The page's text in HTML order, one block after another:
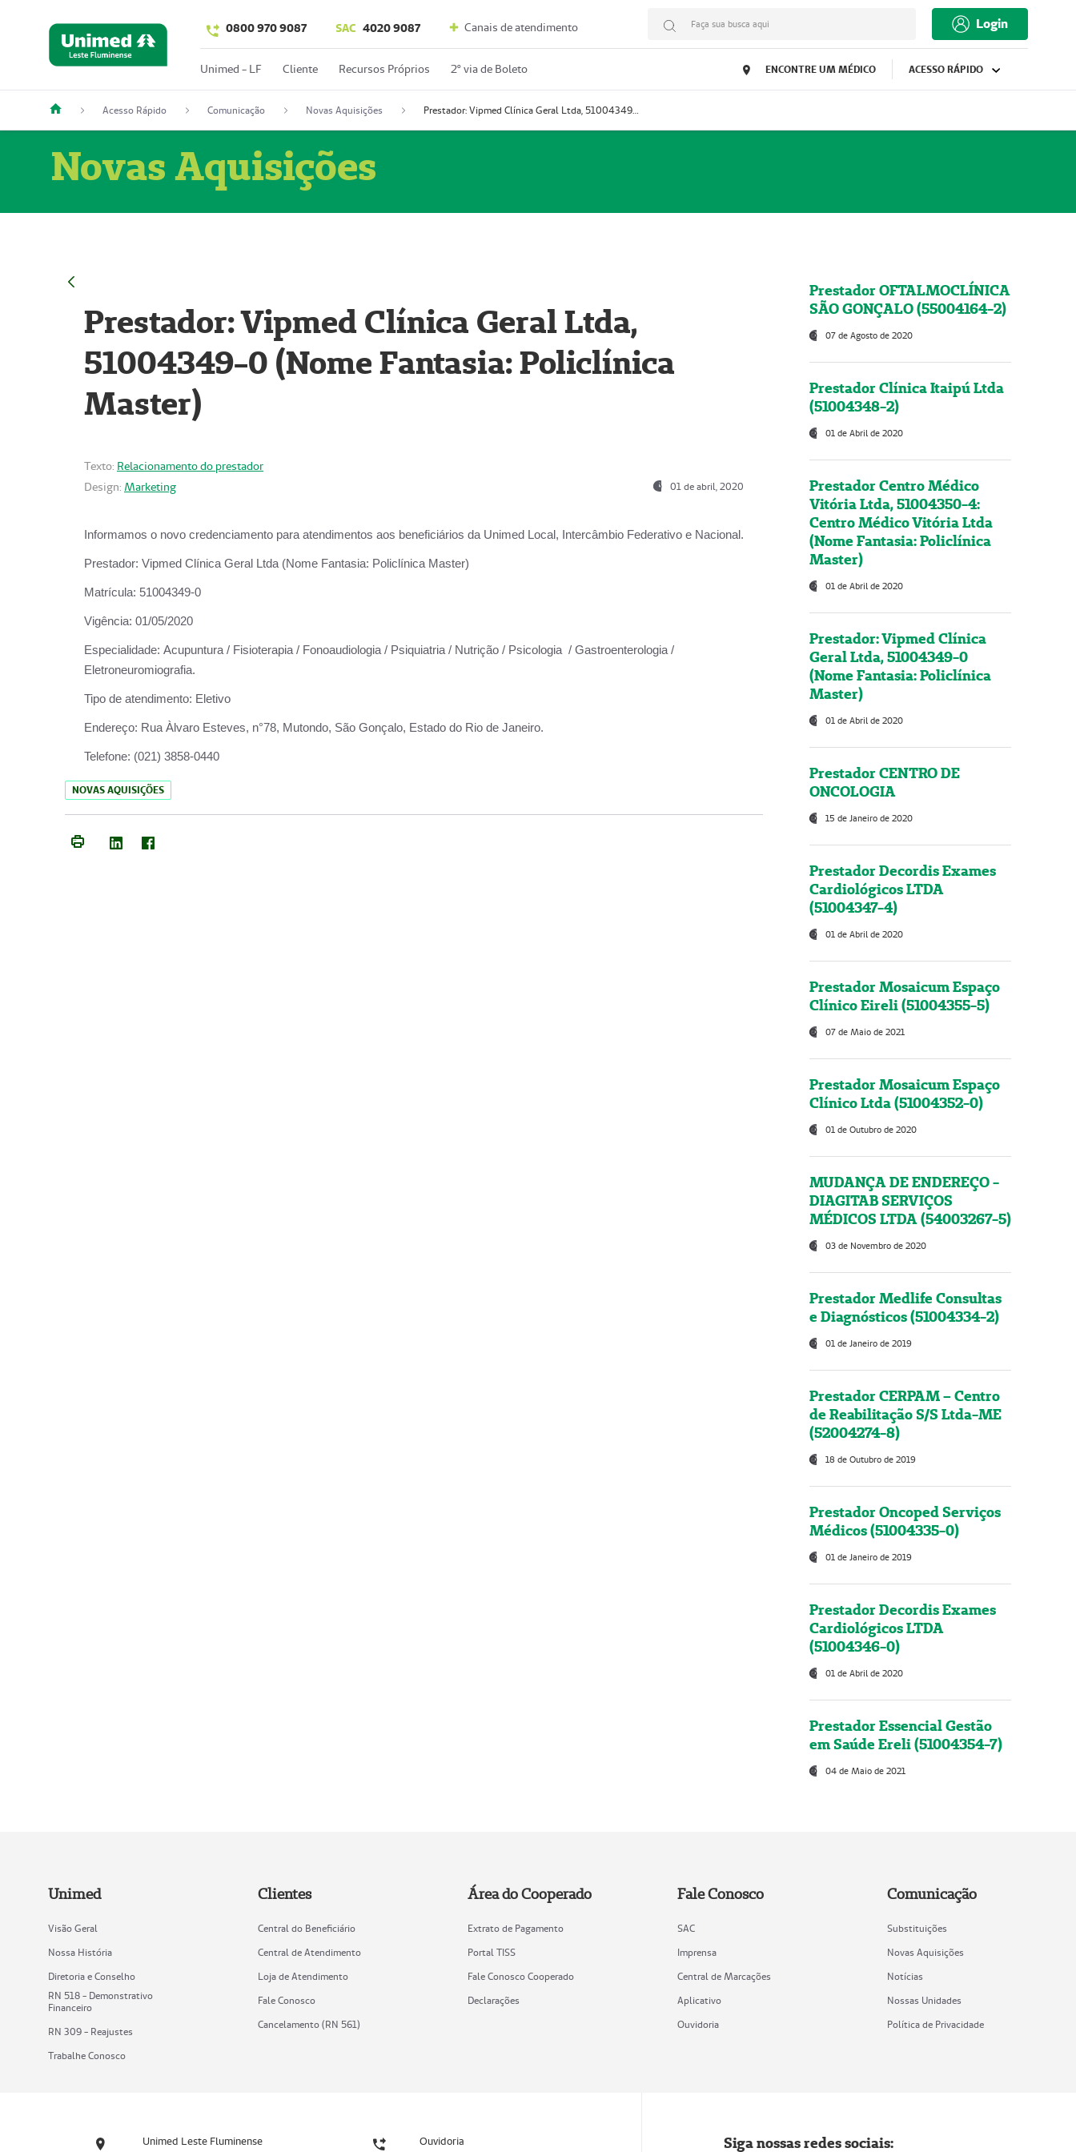
0800 970 9087 SAC 4020 9087 Canais de atendimento Faça sua busca aqui Login
Unimed - LF Cliente Recursos Próprios 2º via de Boleto ENCONTRE UM MÉDICO ACESSO RÁPIDO
Acesso Rápido Comunicação Novas Aquisições Prestador: Vipmed Clínica Geral Ltda, 51004349-0 (Nome Fantasia: Policlínica Master)
Novas Aquisições
Prestador: Vipmed Clínica Geral Ltda,
51004349-0 (Nome Fantasia: Policlínica
Master)
Texto: Relacionamento do prestador
Design: Marketing 01 de abril, 2020
Informamos o novo credenciamento para atendimentos aos beneficiários da Unimed Local, Intercâmbio Federativo e Nacional.
Prestador: Vipmed Clínica Geral Ltda (Nome Fantasia: Policlínica Master)
Matrícula: 51004349-0
Vigência: 01/05/2020
Especialidade: Acupuntura / Fisioterapia / Fonoaudiologia / Psiquiatria / Nutrição / Psicologia / Gastroenterologia /
Eletroneuromiografia.
Tipo de atendimento: Eletivo
Endereço: Rua Àlvaro Esteves, n°78, Mutondo, São Gonçalo, Estado do Rio de Janeiro.
Telefone: (021) 3858-0440
NOVAS AQUISIÇÕES
Prestador OFTALMOCLÍNICA
SÃO GONÇALO (55004164-2)
07 de Agosto de 2020
Prestador Clínica Itaipú Ltda
(51004348-2)
01 de Abril de 2020
Prestador Centro Médico
Vitória Ltda, 51004350-4:
Centro Médico Vitória Ltda
(Nome Fantasia: Policlínica
Master)
01 de Abril de 2020
Prestador: Vipmed Clínica
Geral Ltda, 51004349-0
(Nome Fantasia: Policlínica
Master)
01 de Abril de 2020
Prestador CENTRO DE
ONCOLOGIA
15 de Janeiro de 2020
Prestador Decordis Exames
Cardiológicos LTDA
(51004347-4)
01 de Abril de 2020
Prestador Mosaicum Espaço
Clínico Eireli (51004355-5)
07 de Maio de 2021
Prestador Mosaicum Espaço
Clínico Ltda (51004352-0)
01 de Outubro de 2020
MUDANÇA DE ENDEREÇO -
DIAGITAB SERVIÇOS
MÉDICOS LTDA (54003267-5)
03 de Novembro de 2020
Prestador Medlife Consultas
e Diagnósticos (51004334-2)
01 de Janeiro de 2019
Prestador CERPAM – Centro
de Reabilitação S/S Ltda-ME
(52004274-8)
18 de Outubro de 2019
Prestador Oncoped Serviços
Médicos (51004335-0)
01 de Janeiro de 2019
Prestador Decordis Exames
Cardiológicos LTDA
(51004346-0)
01 de Abril de 2020
Prestador Essencial Gestão
em Saúde Ereli (51004354-7)
04 de Maio de 2021
Unimed
Visão Geral
Nossa História
Diretoria e Conselho
RN 518 - Demonstrativo
Financeiro
RN 309 - Reajustes
Trabalhe Conosco
Clientes
Central do Beneficiário
Central de Atendimento
Loja de Atendimento
Fale Conosco
Cancelamento (RN 561)
Área do Cooperado
Extrato de Pagamento
Portal TISS
Fale Conosco Cooperado
Declarações
Fale Conosco
SAC
Imprensa
Central de Marcações
Aplicativo
Ouvidoria
Comunicação
Substituições
Novas Aquisições
Notícias
Nossas Unidades
Política de Privacidade
Unimed Leste Fluminense Ouvidoria Siga nossas redes sociais: